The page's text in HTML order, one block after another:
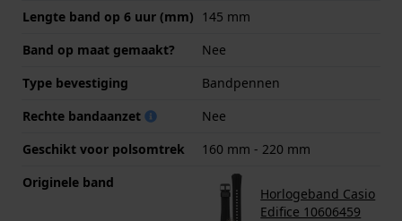
Lengte band op 6 uur (mm) 145 mm
Band op maat gemaakt?
Nee
Type bevestiging
Bandpennen
Rechte bandaanzet
Nee
Geschikt voor polsomtrek
160 mm - 220 mm
Originele band
Horlogeband Casio
Edifice 10606459